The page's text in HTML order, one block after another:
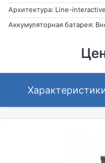
Архитектура: Line-
Аккумуляторная батарея: